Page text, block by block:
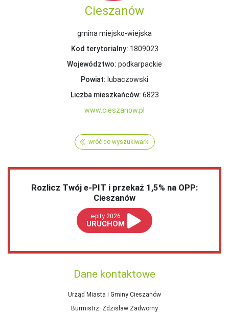
Cieszanów
gmina miejsko-wiejska
Kod terytorialny: 1809023
Województwo: podkarpackie
Powiat: lubaczowski
Liczba mieszkańców: 6823
www.cieszanow.pl
wróć do wyszukiwarki
Rozlicz Twój e-PIT i przekaż 1,5% na OPP:
Cieszanów
e-pity 2026
URUCHOM
Dane kontaktowe
Urząd Miasta i Gminy Cieszanów
Burmistrz: Zdzisław Zadworny